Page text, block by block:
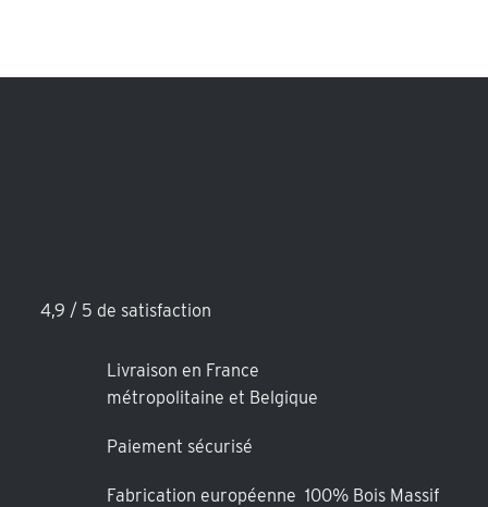
4,9 / 5 de satisfaction
Livraison en France
métropolitaine et Belgique
Paiement sécurisé
Fabrication européenne 100% Bois Massif